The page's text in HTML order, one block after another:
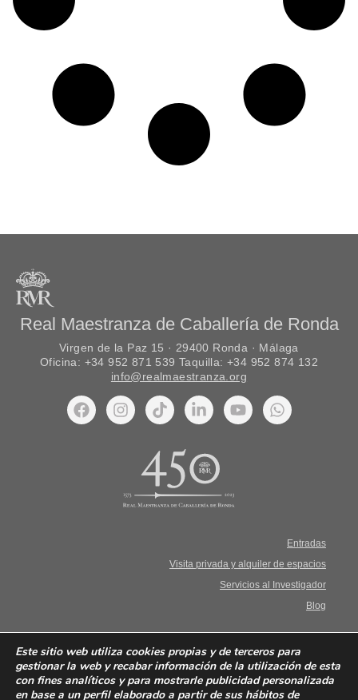
Real Maestranza de Caballería de Ronda
Virgen de la Paz 15 · 29400 Ronda · Málaga
Oficina: +34 952 871 539 Taquilla: +34 952 874 132
info@realmaestranza.org
Entradas
Visita privada y alquiler de espacios
Servicios al Investigador
Blog
Política de privacidad
Este sitio web utiliza cookies propias y de terceros para
gestionar la web y recabar información de la utilización de esta
con fines analíticos y para mostrarle publicidad personalizada
en base a un perfil elaborado a partir de sus hábitos de